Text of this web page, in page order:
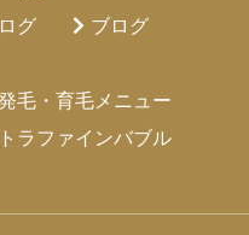
グ
ブログ
毛・育毛メニュー
ラファインバブル